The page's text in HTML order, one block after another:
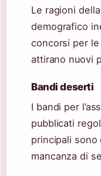
Le ragioni
demografico
concorsi per
attirano nuovi
Bandi deserti
I bandi per
pubblicati
principali
mancanza di